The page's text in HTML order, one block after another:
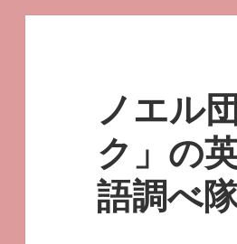
ノエル
ク」の
語調べ